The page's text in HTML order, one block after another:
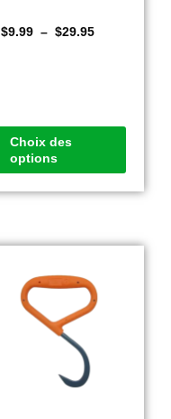
$9.99 – $29.95
Choix des
options